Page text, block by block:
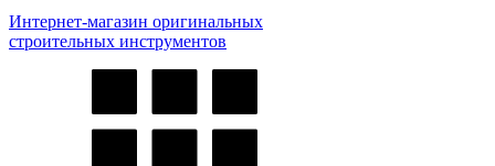
Интернет-магазин оригинальных
строительных инструментов